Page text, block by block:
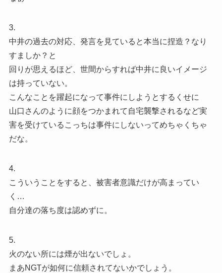
3.
中井の過去の対応、発言を見ていると本当に捏造？なり
すましか？と
回りが思えるほど、世間からすれば中井に良いイメージ
は持っていない。
こんなことを躍起になって事件にしようとするくせに
山口さんのように顔をつかまれて自宅襲撃されるなど実
害を受けているこっちは事件にしないってめちゃくちゃ
だな。
4.
こういうことをすると、被害者意識だけが高まってい
く…
自分達の落ち度は認めずに。
5.
火のない所には煙が出ないでしょ。
まあNGTが如何に信頼されてないかでしょう。